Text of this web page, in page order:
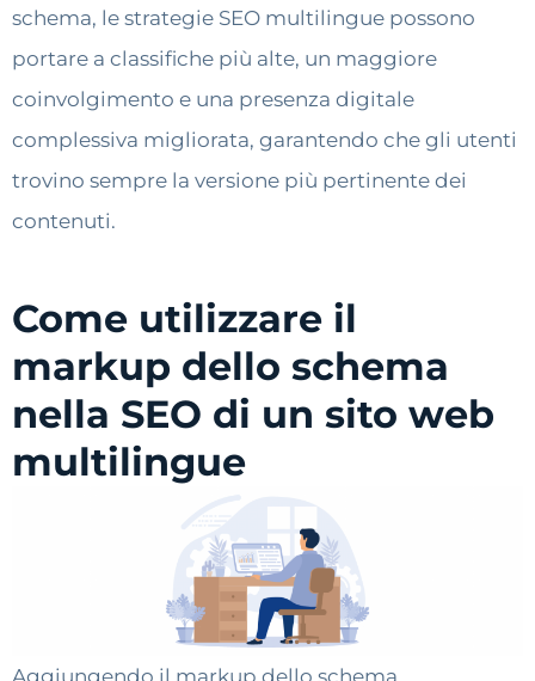
schema, le strategie SEO multilingue possono
portare a classifiche più alte, un maggiore
coinvolgimento e una presenza digitale
complessiva migliorata, garantendo che gli utenti
trovino sempre la versione più pertinente dei
contenuti.
Come utilizzare il
markup dello schema
nella SEO di un sito web
multilingue